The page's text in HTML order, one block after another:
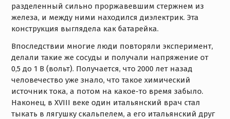
разделенный сильно проржавевшим стержнем из
железа, и между ними находился диэлектрик. Эта
конструкция выглядела как батарейка.
Впоследствии многие люди повторяли эксперимент,
делали такие же сосуды и получали напряжение от
0,5 до 1 В (вольт). Получается, что 2000 лет назад
человечество уже знало, что такое химический
источник тока, а потом на какое-то время забыло.
Наконец, в XVIII веке один итальянский врач стал
тыкать в лягушку скальпелем, а его итальянский друг